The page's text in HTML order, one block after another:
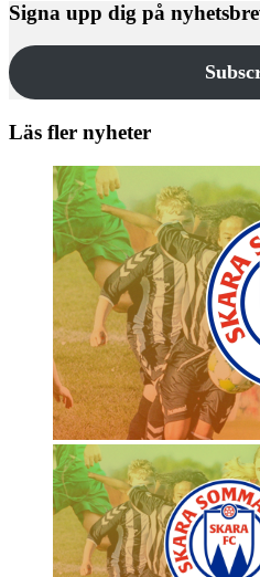
Signa upp dig på
Läs fler nyheter